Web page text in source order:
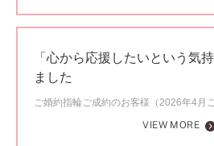
「心から応援したいという気
ました
ご婚約指輪ご成約のお客様（2026年4月ご
VIEW MORE